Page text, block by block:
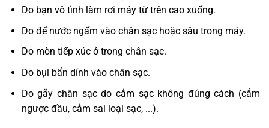
Do bạn vô tình làm rơi máy từ trên cao xuống.
Do để nước ngấm vào chân sạc hoặc sâu trong máy.
Do mòn tiếp xúc ở trong chân sạc.
Do bụi bẩn dính vào chân sạc.
Do gãy chân sạc do cắm sạc không đúng cách (cắm
ngược đầu, cắm sai loại sạc, ...).